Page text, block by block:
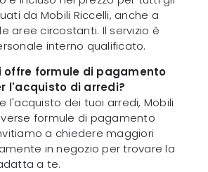
da Mobili Riccelli, anche a
aree circostanti. Il servizio è
interno qualificato.
offre formule di pagamento
l'acquisto di arredi?
l'acquisto dei tuoi arredi, Mobili
formule di pagamento
a chiedere maggiori
in negozio per trovare la
a te.